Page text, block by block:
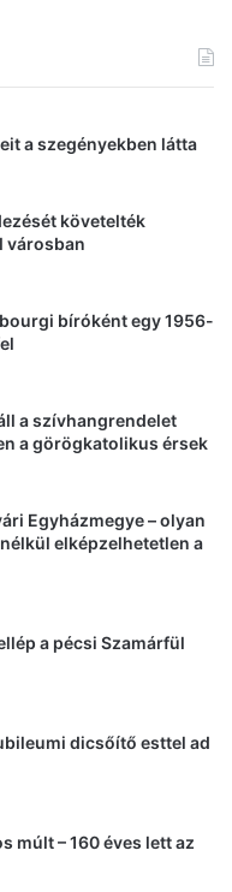
a szegényekben látta
követelték
városban
bíróként egy 1956-
a szívhangrendelet
a görögkatolikus érsek
Egyházmegye – olyan
elképzelhetetlen a
a pécsi Szamárfül
dicsőítő esttel ad
múlt – 160 éves lett az